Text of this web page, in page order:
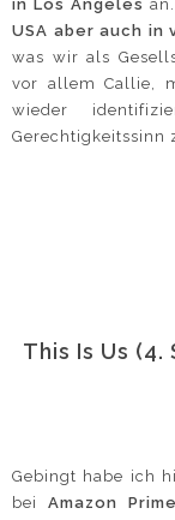
in Los Angeles
USA aber auch
was wir als
vor allem Callie,
wieder
Gerechtigkeitssinn
This Is Us
Gebingt habe ich
beiAmazon